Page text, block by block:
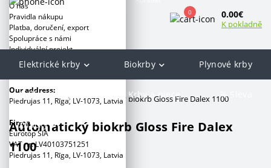
O nás
Pravidla nákupu
Platba, doručení, export
Spolupráce s námi
Individuální projekt
Kategorie:
Our address:
Piedrujas 11, Rīga, LV-1073, Latvia
Firma
Eurotop SIA
VAT nr. LV40103751251
Piedrujas 11, Rīga, LV-1073, Latvia
0 0.00€
K pokladně
Elektrické krby Biokrby Plynové krby
Grill & Barbecue Krby a piece % Sleva
Značky
Artflame.com Automatický biokrb Gloss Fire Dalex 1100
Automatický biokrb Gloss Fire Dalex
1100